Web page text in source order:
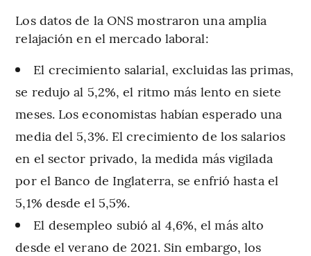
Los datos de la ONS mostraron una amplia
relajación en el mercado laboral:
El crecimiento salarial, excluidas las primas,
se redujo al 5,2%, el ritmo más lento en siete
meses. Los economistas habían esperado una
media del 5,3%. El crecimiento de los salarios
en el sector privado, la medida más vigilada
por el Banco de Inglaterra, se enfrió hasta el
5,1% desde el 5,5%.
El desempleo subió al 4,6%, el más alto
desde el verano de 2021. Sin embargo, los